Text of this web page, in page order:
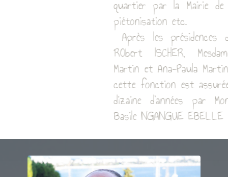
Participation active à sécurisation du
quartier par la Mairie de Cannes, sa
Après les présidences de Monsieur
RObert ISCHER, Mesdames Magalie,
Martin et Ana-Paula Martinssz Oliveira,
cette fonction est assurée depuis un